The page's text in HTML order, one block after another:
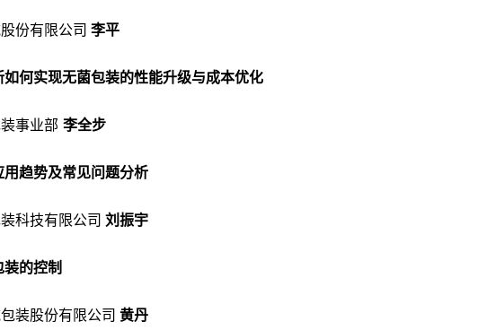
份有限公司 李平
何实现无菌包装的性能升级与成本优化
事业部 李全步
趋势及常见问题分析
科技有限公司 刘振宇
的控制
装股份有限公司 黄丹